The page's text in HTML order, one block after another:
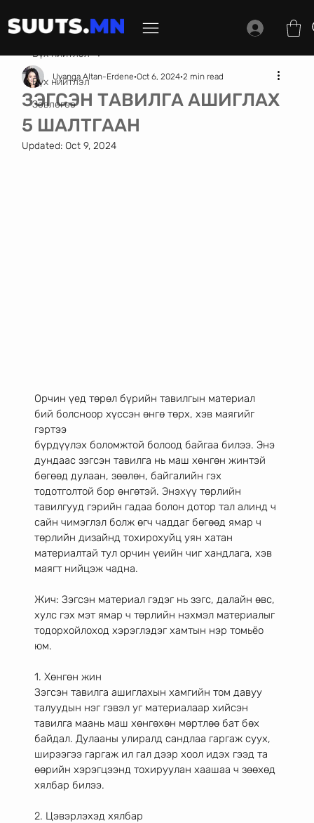
Бүх нийтлэл
Зөвлөгөө
Бүх нийтлэл
ЗЭГСЭН ТАВИЛГА АШИГЛАХ
5 ШАЛТГААН
Uyanga Altan-Erdene Oct 6, 2024 2 min read
Updated: Oct 9, 2024
Орчин үед төрөл бүрийн тавилгын материал
бий болсноор хүссэн өнгө төрх, хэв маягийг
гэртээ
бүрдүүлэх боломжтой болоод байгаа билээ. Энэ
дундаас зэгсэн тавилга нь маш хөнгөн жинтэй
бөгөөд дулаан, зөөлөн, байгалийн гэх
тодотголтой бор өнгөтэй. Энэхүү төрлийн
тавилгууд гэрийн гадаа болон дотор тал алинд ч
сайн чимэглэл болж өгч чаддаг бөгөөд ямар ч
төрлийн дизайнд тохирохуйц уян хатан
материалтай тул орчин үеийн чиг хандлага, хэв
маягт нийцэж чадна.
Жич: Зэгсэн материал гэдэг нь зэгс, далайн өвс,
хулс гэх мэт ямар ч төрлийн нэхмэл материалыг
тодорхойлоход хэрэглэдэг хамтын нэр томьёо
юм.
1. Хөнгөн жин
Зэгсэн тавилга ашиглахын хамгийн том давуу
талуудын нэг гэвэл уг материалаар хийсэн
тавилга маань маш хөнгөхөн мөртлөө бат бөх
байдал. Дулааны улиралд сандлаа гаргаж суух,
ширээгээ гаргаж ил гал дээр хоол идэх гээд та
өөрийн хэрэгцээнд тохируулан хаашаа ч зөөхөд
хялбар билээ.
2. Цэвэрлэхэд хялбар